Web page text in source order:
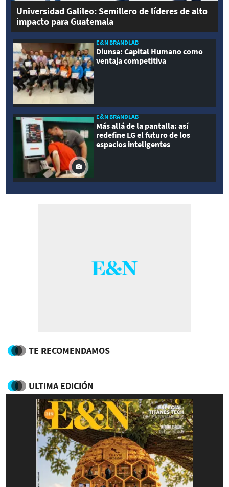
Universidad Galileo: Semillero de líderes de alto
impacto para Guatemala
E&N BRANDLAB
Diunsa: Capital Humano como
ventaja competitiva
E&N BRANDLAB
Más allá de la pantalla: así
redefine LG el futuro de los
espacios inteligentes
TE RECOMENDAMOS
ULTIMA EDICIÓN